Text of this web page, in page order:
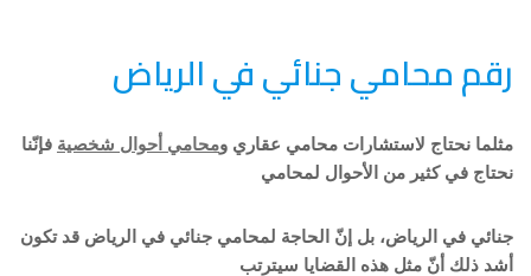
رقم محامي جنائي في الرياض
مثلما نحتاج لاستشارات محامي عقاري ومحامي أحوال شخصية فإنّنا
نحتاج في كثير من الأحوال لمحامي
جنائي في الرياض، بل إنّ الحاجة لمحامي جنائي في الرياض قد تكون
أشد ذلك أنّ مثل هذه القضايا سيترتب